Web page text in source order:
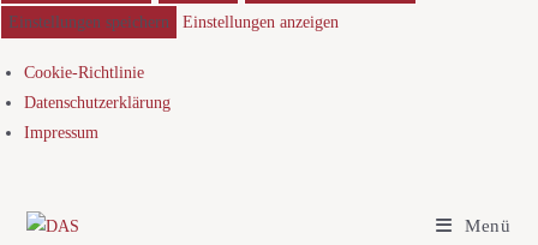
Einstellungen speichern
Einstellungen anzeigen
Cookie-Richtlinie
Datenschutzerklärung
Impressum
Menü